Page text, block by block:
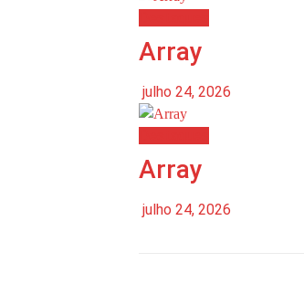
Array
julho 24, 2026
Array
julho 24, 2026